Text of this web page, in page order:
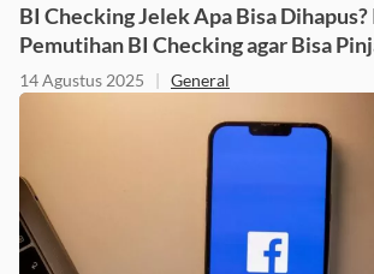
BI Checking Jelek Apa Bisa Dihapus?
Pemutihan BI Checking agar Bisa
14 Agustus 2025 | General